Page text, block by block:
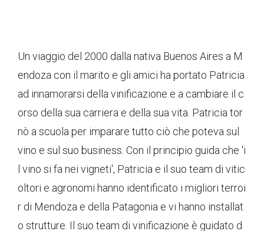
Un viaggio del 2000 dalla nativa Buenos Aires a M
endoza con il marito e gli amici ha portato Patricia
ad innamorarsi della vinificazione e a cambiare il c
orso della sua carriera e della sua vita. Patricia tor
nò a scuola per imparare tutto ciò che poteva sul
vino e sul suo business. Con il principio guida che 'i
l vino si fa nei vigneti', Patricia e il suo team di vitic
oltori e agronomi hanno identificato i migliori terroi
r di Mendoza e della Patagonia e vi hanno installat
o strutture. Il suo team di vinificazione è guidato d